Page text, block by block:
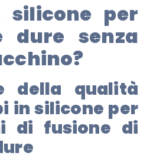
per
dure senza
della qualità
in silicone per
di fusione di